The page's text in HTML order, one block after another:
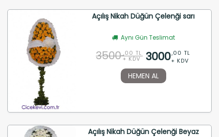
Açılış Nikah Düğün Çelenği sarı
Aynı Gün Teslimat
3500 ,00 TL
+ KDV 3000,00 TL
+ KDV
HEMEN AL
Açılış Nikah Düğün Çelenği Beyaz